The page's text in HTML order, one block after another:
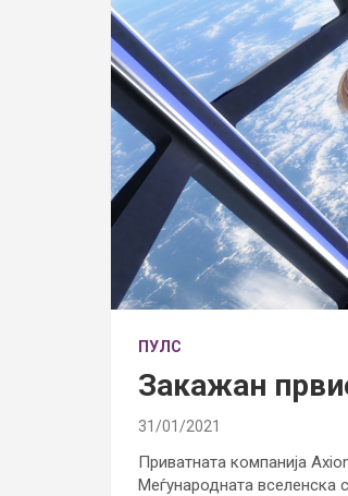
ПУЛС
Закажан
31/01/2021
Приватната компанија
Меѓународната вселенска